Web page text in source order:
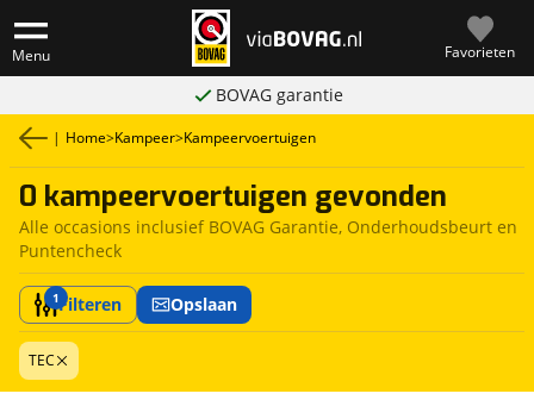
Menu Favorieten
BOVAG garantie
| Home>Kampeer>Kampeervoertuigen
0 kampeervoertuigen gevonden
Alle occasions inclusief BOVAG Garantie, Onderhoudsbeurt en
Puntencheck
1Filteren Opslaan
TEC